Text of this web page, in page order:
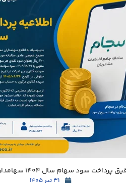
سود سهام سال 1404 سهامداران مشخص شد
31 تیر 1405